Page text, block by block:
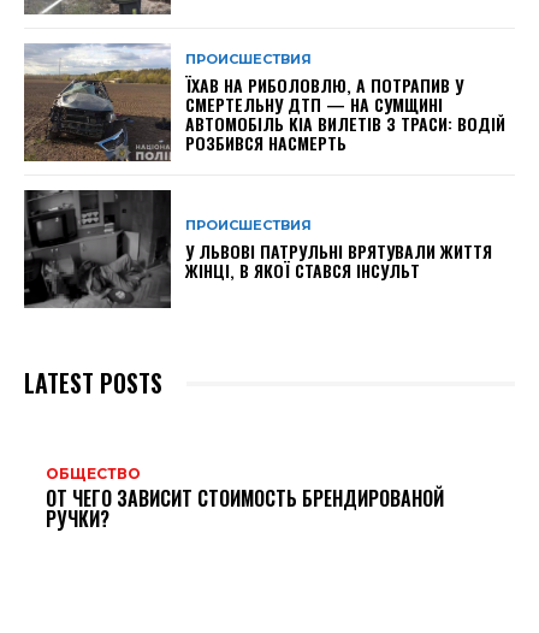
ПРОИСШЕСТВИЯ
ЇХАВ НА РИБОЛОВЛЮ, А ПОТРАПИВ У
СМЕРТЕЛЬНУ ДТП — НА СУМЩИНІ
АВТОМОБІЛЬ KIA ВИЛЕТІВ З ТРАСИ: ВОДІЙ
РОЗБИВСЯ НАСМЕРТЬ
ПРОИСШЕСТВИЯ
У ЛЬВОВІ ПАТРУЛЬНІ ВРЯТУВАЛИ ЖИТТЯ
ЖІНЦІ, В ЯКОЇ СТАВСЯ ІНСУЛЬТ
LATEST POSTS
ОБЩЕСТВО
ОТ ЧЕГО ЗАВИСИТ СТОИМОСТЬ БРЕНДИРОВАНОЙ
РУЧКИ?